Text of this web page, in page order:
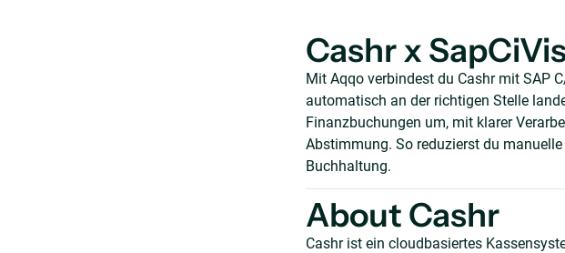
Cashr x
Mit Aqqo verbindest du Cashr mit SAP
automatisch an der richtigen Stelle
Finanzbuchungen um, mit klarer
Abstimmung. So reduzierst du
Buchhaltung.
About Cashr
Cashr ist ein cloudbasiertes